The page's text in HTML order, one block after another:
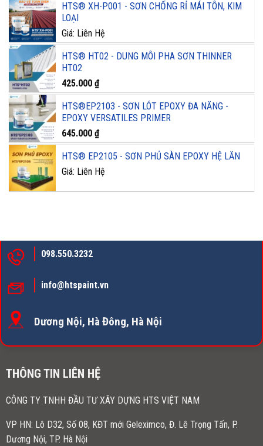
HTS® XH-P001 - SƠN CHỐNG RỈ MÁI TÔN, KIM
LOẠI
Giá: Liên Hệ
HTS® HT02 - DUNG MÔI PHA SƠN THINNER
HT02
425.000 ₫
HTS®EP2103 - SƠN LÓT EPOXY ĐA NĂNG -
EPOXY VERSATILES PRIMER
645.000 ₫
HTS® EP2105 - SƠN PHỦ SÀN EPOXY HỆ LĂN
Giá: Liên Hệ
098.550.3232
info@htspaint.vn
Dương Nội, Hà Đông, Hà Nội
THÔNG TIN LIÊN HỆ
CÔNG TY TNHH ĐẦU TƯ XÂY DỰNG HTS VIỆT NAM
VP HN: Lô D32, Số 08, KĐT mới Geleximco, Đ. Lê Trọng Tấn, P.
Dương Nội, TP. Hà Nội